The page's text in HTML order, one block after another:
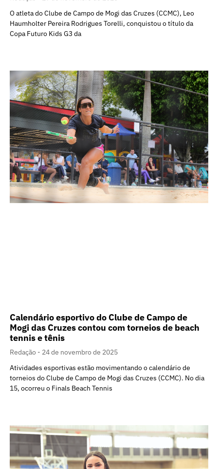
O atleta do Clube de Campo de Mogi das Cruzes (CCMC), Leo
Haumholter Pereira Rodrigues Torelli, conquistou o título da
Copa Futuro Kids G3 da
Calendário esportivo do Clube de Campo de
Mogi das Cruzes contou com torneios de beach
tennis e tênis
Redação
24 de novembro de 2025
Atividades esportivas estão movimentando o calendário de
torneios do Clube de Campo de Mogi das Cruzes (CCMC). No dia
15, ocorreu o Finals Beach Tennis